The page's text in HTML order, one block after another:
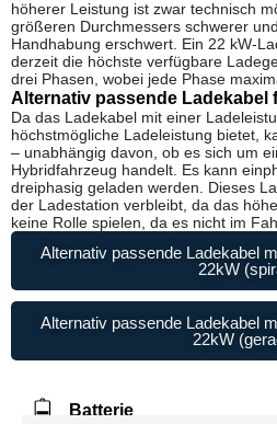
höherer Leistung ist zwar technisch
größeren Durchmessers schwerer
Handhabung erschwert. Ein 22 kW-
derzeit die höchste verfügbare
drei Phasen, wobei jede Phase
Alternativ passende Ladekabel
Da das Ladekabel mit einer
höchstmögliche Ladeleistung bietet,
– unabhängig davon, ob es sich um
Hybridfahrzeug handelt. Es kann
dreiphasig geladen werden. Dieses
der Ladestation verbleibt, da das
keine Rolle spielen, da es nicht im
Alternativ passende Ladekabel
22kW
Alternativ passende Ladekabel
22kW
Batterie